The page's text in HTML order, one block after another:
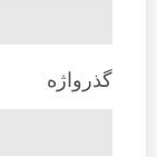
گذرواژه